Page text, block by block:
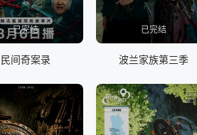
已完结
民间奇案录
已完结
波兰家族第三季